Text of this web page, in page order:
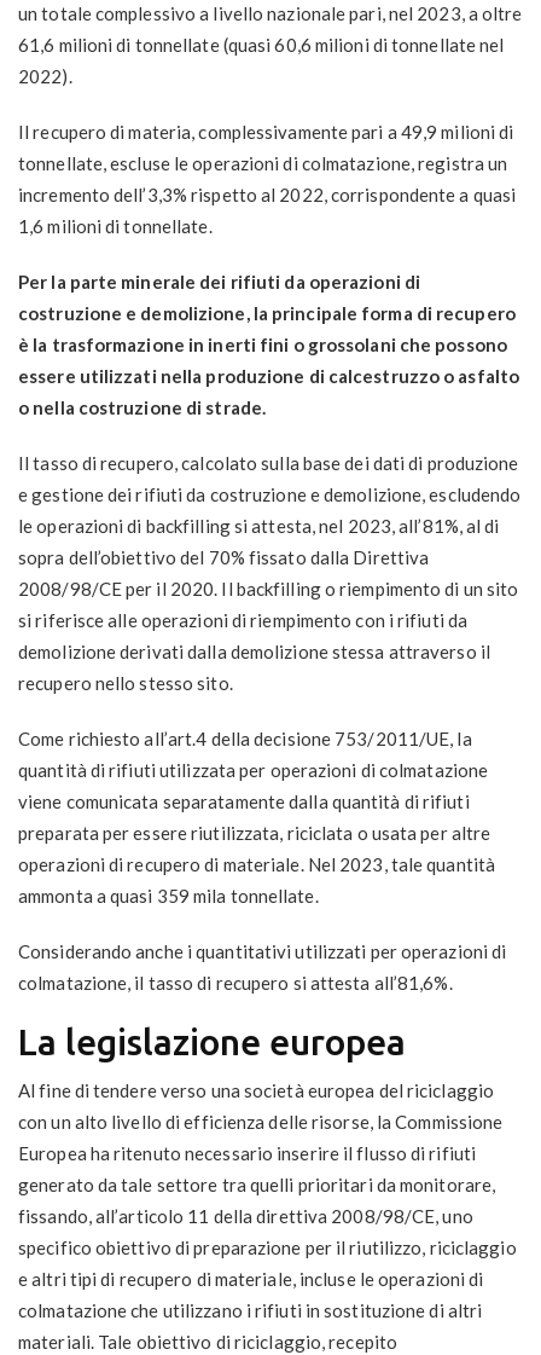
un totale complessivo a livello nazionale pari, nel 2023, a oltre
61,6 milioni di tonnellate (quasi 60,6 milioni di tonnellate nel
2022).
Il recupero di materia, complessivamente pari a 49,9 milioni di
tonnellate, escluse le operazioni di colmatazione, registra un
incremento dell’3,3% rispetto al 2022, corrispondente a quasi
1,6 milioni di tonnellate.
Per la parte minerale dei rifiuti da operazioni di
costruzione e demolizione, la principale forma di recupero
è la trasformazione in inerti fini o grossolani che possono
essere utilizzati nella produzione di calcestruzzo o asfalto
o nella costruzione di strade.
Il tasso di recupero, calcolato sulla base dei dati di produzione
e gestione dei rifiuti da costruzione e demolizione, escludendo
le operazioni di backfilling si attesta, nel 2023, all’81%, al di
sopra dell’obiettivo del 70% fissato dalla Direttiva
2008/98/CE per il 2020. Il backfilling o riempimento di un sito
si riferisce alle operazioni di riempimento con i rifiuti da
demolizione derivati dalla demolizione stessa attraverso il
recupero nello stesso sito.
Come richiesto all’art.4 della decisione 753/2011/UE, la
quantità di rifiuti utilizzata per operazioni di colmatazione
viene comunicata separatamente dalla quantità di rifiuti
preparata per essere riutilizzata, riciclata o usata per altre
operazioni di recupero di materiale. Nel 2023, tale quantità
ammonta a quasi 359 mila tonnellate.
Considerando anche i quantitativi utilizzati per operazioni di
colmatazione, il tasso di recupero si attesta all’81,6%.
La legislazione europea
Al fine di tendere verso una società europea del riciclaggio
con un alto livello di efficienza delle risorse, la Commissione
Europea ha ritenuto necessario inserire il flusso di rifiuti
generato da tale settore tra quelli prioritari da monitorare,
fissando, all’articolo 11 della direttiva 2008/98/CE, uno
specifico obiettivo di preparazione per il riutilizzo, riciclaggio
e altri tipi di recupero di materiale, incluse le operazioni di
colmatazione che utilizzano i rifiuti in sostituzione di altri
materiali. Tale obiettivo di riciclaggio, recepito